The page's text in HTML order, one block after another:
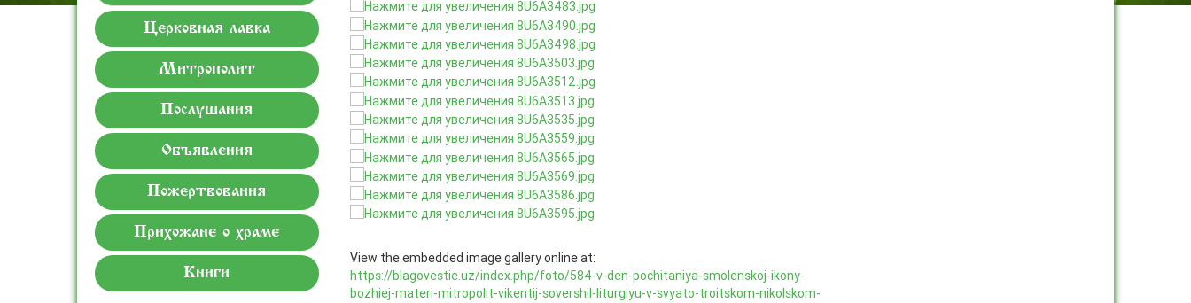
Церковная лавка
Митрополит
Послушания
Объявления
Пожертвования
Прихожане о храме
Книги
View the embedded image gallery online at:
https://blagovestie.uz/index.php/foto/584-v-den-pochitaniya-smolenskoj-ikony-
bozhiej-materi-mitropolit-vikentij-sovershil-liturgiyu-v-svyato-troitskom-nikolskom-